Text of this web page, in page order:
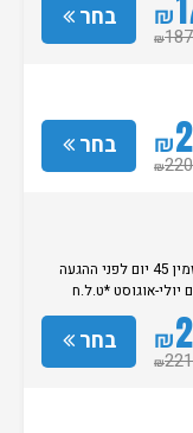
בחר ₪
₪
בחר ₪
₪
מבצע מיוחד למקדימים להזמין - מקדימים להזמין 45 יום לפני ההגעה
יולי-אוגוסט *ט.ל.ח
בחר ₪
₪